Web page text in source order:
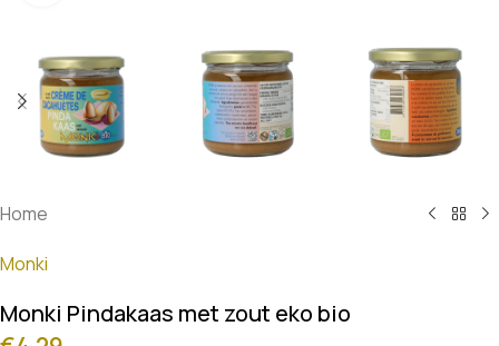
Home
Monki
Monki Pindakaas met zout eko bio